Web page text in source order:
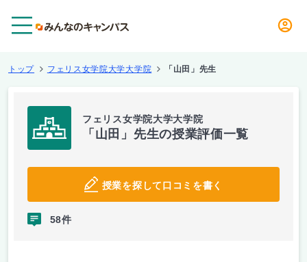
トップ フェリス女学院大学大学院 「山田」先生
フェリス女学院大学大学院
「山田」先生の授業評価一覧
授業を探して口コミを書く
58件